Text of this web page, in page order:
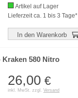
Artikel auf Lager
Lieferzeit ca. 1 bis 3 Tage*
In den Warenkorb
Kraken 580 Nitro
26,00 €
inkl. MwSt. zzgl. Versand